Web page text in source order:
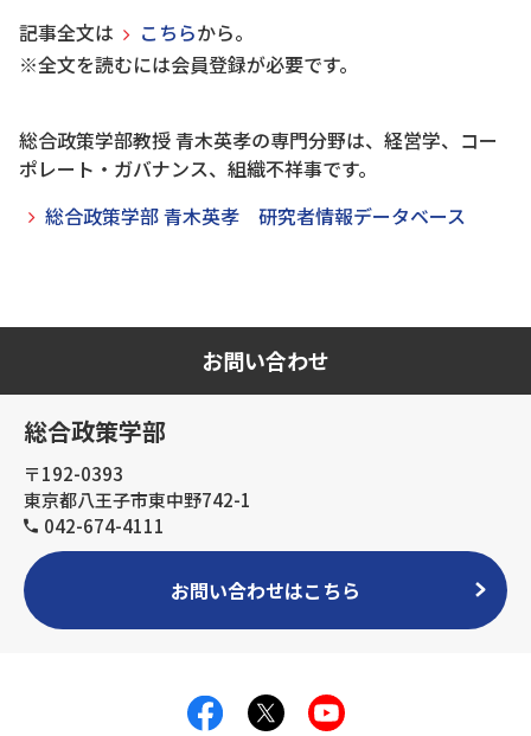
記事全文は
こちらから。
※全⽂を読むには会員登録が必要です。
総合政策学部教授 青木英孝の専門分野は、経営学、コー
ポレート・ガバナンス、組織不祥事です。
総合政策学部 青木英孝 研究者情報データベース
お問い合わせ
総合政策学部
〒192-0393
東京都八王子市東中野742-1
042-674-4111
お問い合わせはこちら